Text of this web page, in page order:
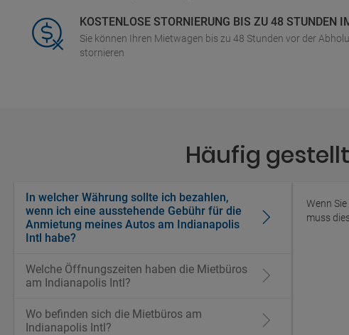
KOSTENLOSE STORNIERUNG BIS ZU 48 STUNDEN
Sie können Ihren Mietwagen bis zu 48 Stunden vor der
stornieren
Häufig
In welcher Währung sollte ich bezahlen,
wenn ich eine ausstehende Gebühr für die
Anmietung meines Autos am Indianapolis
Intl habe?
Welche Öffnungszeiten haben die Mietbüros
am Indianapolis Intl?
Wo befinden sich die Mietbüros am
Indianapolis Intl?
Wenn
muss